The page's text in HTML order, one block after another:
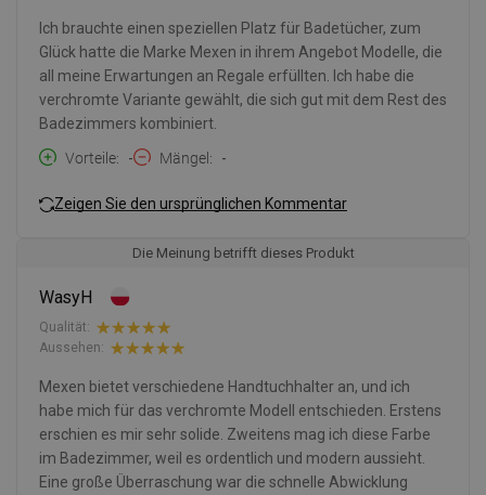
Ich brauchte einen speziellen Platz für Badetücher, zum
Glück hatte die Marke Mexen in ihrem Angebot Modelle, die
all meine Erwartungen an Regale erfüllten. Ich habe die
verchromte Variante gewählt, die sich gut mit dem Rest des
Badezimmers kombiniert.
Vorteile
- Mängel -
Zeigen Sie den ursprünglichen Kommentar
Die Meinung betrifft dieses Produkt
WasyH
Qualität:
Aussehen:
Mexen bietet verschiedene Handtuchhalter an, und ich
habe mich für das verchromte Modell entschieden. Erstens
erschien es mir sehr solide. Zweitens mag ich diese Farbe
im Badezimmer, weil es ordentlich und modern aussieht.
Eine große Überraschung war die schnelle Abwicklung